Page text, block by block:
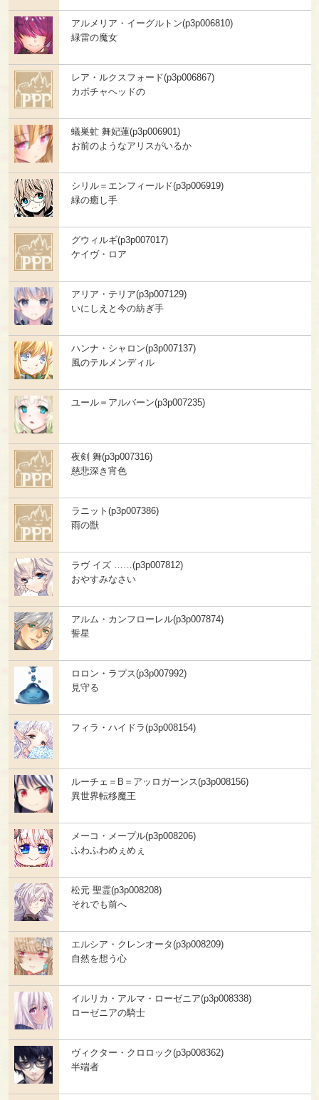
アルメリア・イーグルトン(p3p006810)
緑雷の魔女
レア・ルクスフォード(p3p006867)
カボチャヘッドの
蟻巣虻 舞妃蓮(p3p006901)
お前のようなアリスがいるか
シリル＝エンフィールド(p3p006919)
緑の癒し手
グウィルギ(p3p007017)
ケイヴ・ロア
アリア・テリア(p3p007129)
いにしえと今の紡ぎ手
ハンナ・シャロン(p3p007137)
風のテルメンディル
ユール＝アルバーン(p3p007235)
夜剣 舞(p3p007316)
慈悲深き宵色
ラニット(p3p007386)
雨の獣
ラヴ イズ ……(p3p007812)
おやすみなさい
アルム・カンフローレル(p3p007874)
誓星
ロロン・ラプス(p3p007992)
見守る
フィラ・ハイドラ(p3p008154)
ルーチェ＝B＝アッロガーンス(p3p008156)
異世界転移魔王
メーコ・メープル(p3p008206)
ふわふわめぇめぇ
松元 聖霊(p3p008208)
それでも前へ
エルシア・クレンオータ(p3p008209)
自然を想う心
イルリカ・アルマ・ローゼニア(p3p008338)
ローゼニアの騎士
ヴィクター・クロロック(p3p008362)
半端者